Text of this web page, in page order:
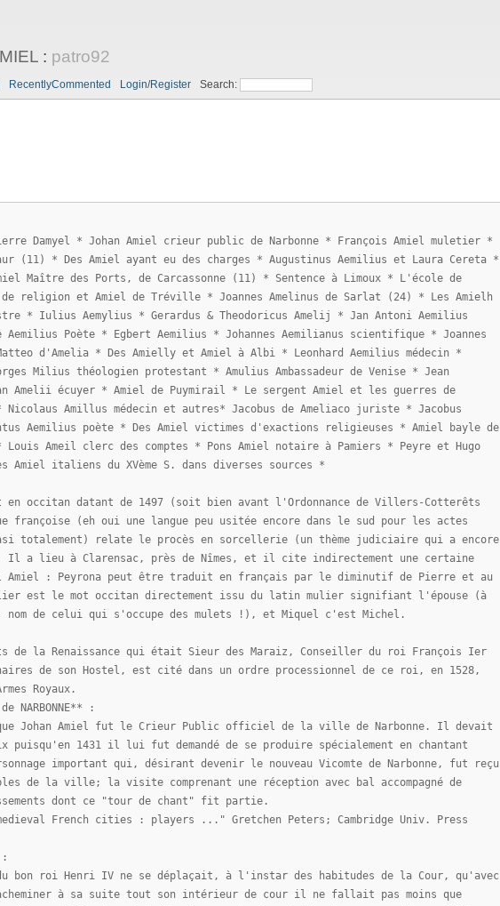
: patro92
RecentlyCommented Login/Register Search:
Damyel * Johan Amiel crieur public de Narbonne * François Amiel muletier *
(11) * Des Amiel ayant eu des charges * Augustinus Aemilius et Laura Cereta *
Maître des Ports, de Carcassonne (11) * Sentence à Limoux * L'école de
religion et Amiel de Tréville * Joannes Amelinus de Sarlat (24) * Les Amielh
* Iulius Aemylius * Gerardus & Theodoricus Amelij * Jan Antoni Aemilius
Poète * Egbert Aemilius * Johannes Aemilianus scientifique * Joannes
d'Amelia * Des Amielly et Amiel à Albi * Leonhard Aemilius médecin *
Milius théologien protestant * Amulius Ambassadeur de Venise * Jean
Amelii écuyer * Amiel de Puymirail * Le sergent Amiel et les guerres de
Amillus médecin et autres* Jacobus de Ameliaco juriste * Jacobus
Aemilius poète * Des Amiel victimes d'exactions religieuses * Amiel bayle de
Ameil clerc des comptes * Pons Amiel notaire à Pamiers * Peyre et Hugo
Amiel italiens du XVème S. dans diverses sources *
en occitan datant de 1497 (soit bien avant l'Ordonnance de Villers-Cotterêts
françoise (eh oui une langue peu usitée encore dans le sud pour les actes
totalement) relate le procès en sorcellerie (un thème judiciaire qui a encore
Il a lieu à Clarensac, près de Nîmes, et il cite indirectement une certaine
Amiel : Peyrona peut être traduit en français par le diminutif de Pierre et au
est le mot occitan directement issu du latin mulier signifiant l'épouse (à
nom de celui qui s'occupe des mulets !), et Miquel c'est Michel.
de la Renaissance qui était Sieur des Maraiz, Conseiller du roi François Ier
de son Hostel, est cité dans un ordre processionnel de ce roi, en 1528,
Royaux.
NARBONNE** :
que Johan Amiel fut le Crieur Public officiel de la ville de Narbonne. Il devait
puisqu'en 1431 il lui fut demandé de se produire spécialement en chantant
important qui, désirant devenir le nouveau Vicomte de Narbonne, fut reçu
de la ville; la visite comprenant une réception avec bal accompagné de
dont ce "tour de chant" fit partie.
French cities : players ..." Gretchen Peters; Cambridge Univ. Press
:
bon roi Henri IV ne se déplaçait, à l'instar des habitudes de la Cour, qu'avec
acheminer à sa suite tout son intérieur de cour il ne fallait pas moins que